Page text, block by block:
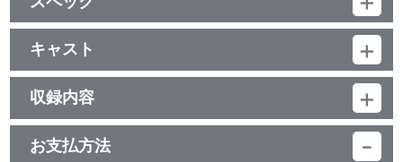
品番：SRML-1103
キャスト
澤野弘之
収録内容
＜収録曲＞
お支払方法